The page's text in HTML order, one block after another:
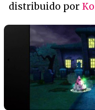
distribuido por